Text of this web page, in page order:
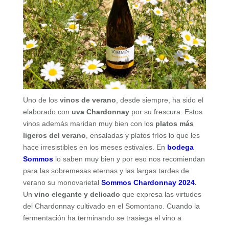
Uno de los vinos de verano, desde siempre, ha sido el
elaborado con uva Chardonnaypor su frescura. Estos
vinos además maridan muy bien con los platos más
ligeros del verano, ensaladas y platos fríos lo que les
hace irresistibles en los meses estivales. En bodega
Sommoslo saben muy bien y por eso nos recomiendan
para las sobremesas eternas y las largas tardes de
verano su monovarietal Sommos Chardonnay 2024.
Un vino elegante y delicado que expresa las virtudes
del Chardonnay cultivado en el Somontano. Cuando la
fermentación ha terminando se trasiega el vino a